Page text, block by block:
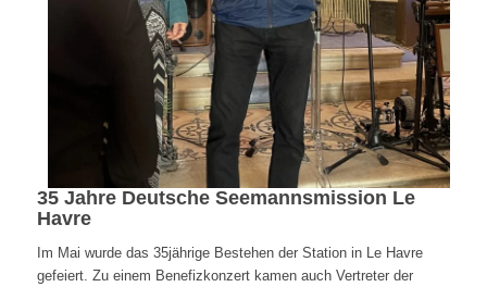
35 Jahre Deutsche Seemannsmission Le
Havre
Im Mai wurde das 35jährige Bestehen der Station in Le Havre
gefeiert. Zu einem Benefizkonzert kamen auch Vertreter der